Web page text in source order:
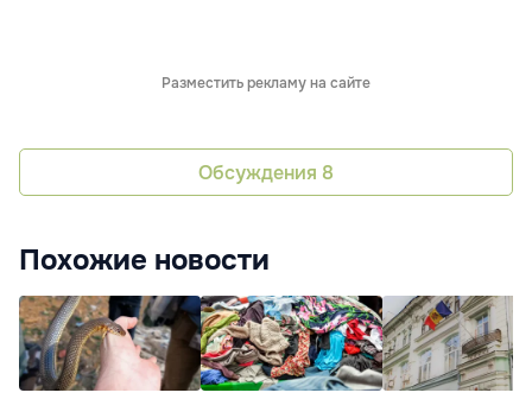
Разместить рекламу на сайте
Обсуждения 8
Похожие новости